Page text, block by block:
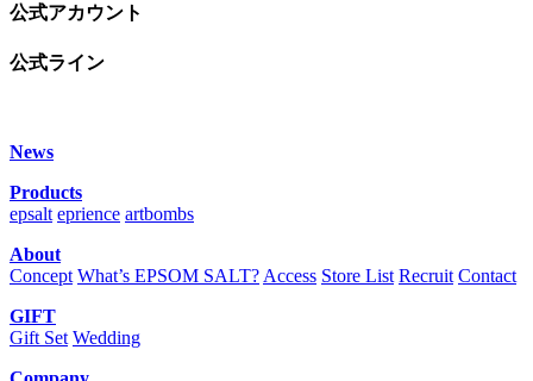
公式アカウント
公式ライン
News
Products
epsalt eprience artbombs
About
Concept What’s EPSOM SALT? Access Store List Recruit Contact
GIFT
Gift Set Wedding